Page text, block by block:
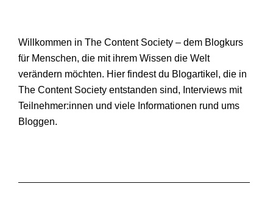
Willkommen in The Content Society – dem Blogkurs
für Menschen, die mit ihrem Wissen die Welt
verändern möchten. Hier findest du Blogartikel, die in
The Content Society entstanden sind, Interviews mit
Teilnehmer:innen und viele Informationen rund ums
Bloggen.